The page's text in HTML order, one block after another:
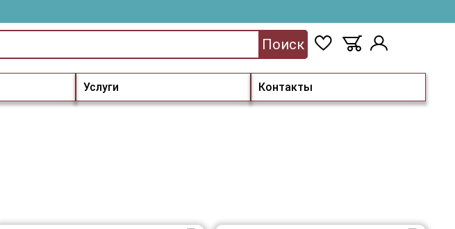
Услуги Контакты
Поиск